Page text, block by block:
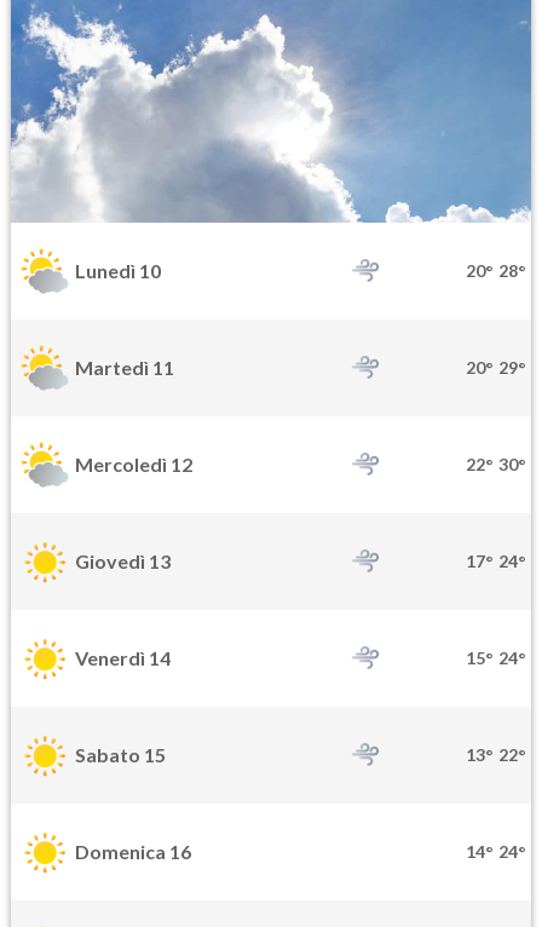
Lunedì 10 20° 28°
Martedì 11 20° 29°
Mercoledì 12 22° 30°
Giovedì 13 17° 24°
Venerdì 14 15° 24°
Sabato 15 13° 22°
Domenica 16 14° 24°